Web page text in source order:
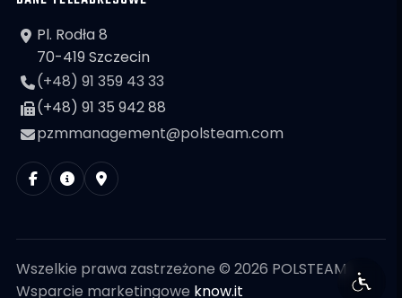
Pl. Rodła 8
70-419 Szczecin
(+48) 91 359 43 33
(+48) 91 35 942 88
pzmmanagement@polsteam.com
Wszelkie prawa zastrzeżone © 2026 POLSTEAM
Wsparcie marketingowe know.it